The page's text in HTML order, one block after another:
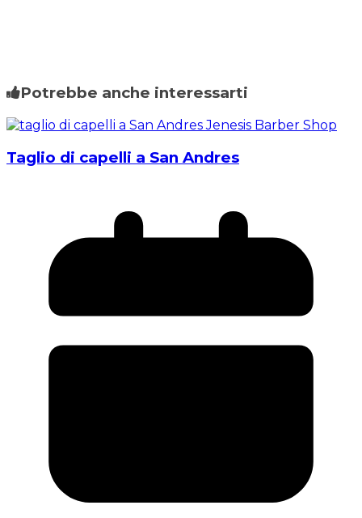
Potrebbe anche interessarti
Taglio di capelli a San Andres